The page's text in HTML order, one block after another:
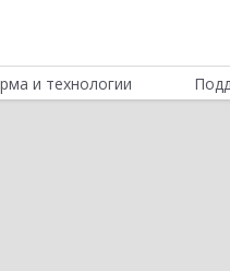
и технологии